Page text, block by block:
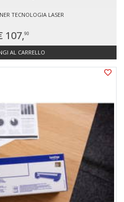
TECNOLOGIA LASER
107,90
AL CARRELLO